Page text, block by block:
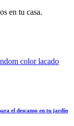
en tu casa.
el descanso en tu jardín